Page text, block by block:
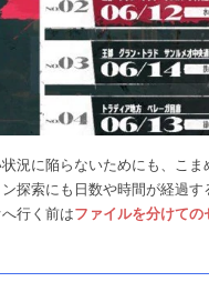
況に陥らないためにも、こま
探索にも日数や時間が経過
行く前はファイルを分けての